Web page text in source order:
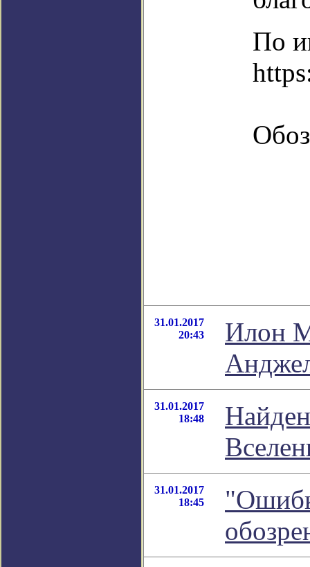
По
31.01.2017
20:43
Илон
31.01.2017
18:48
31.01.2017
18:45